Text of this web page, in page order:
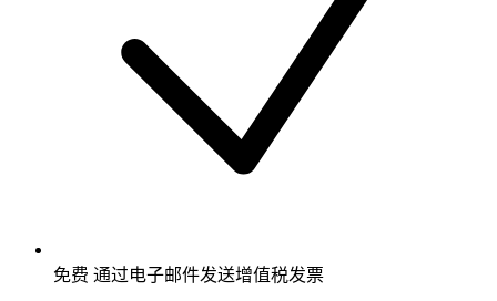
免费 通过电子邮件发送增值税发票